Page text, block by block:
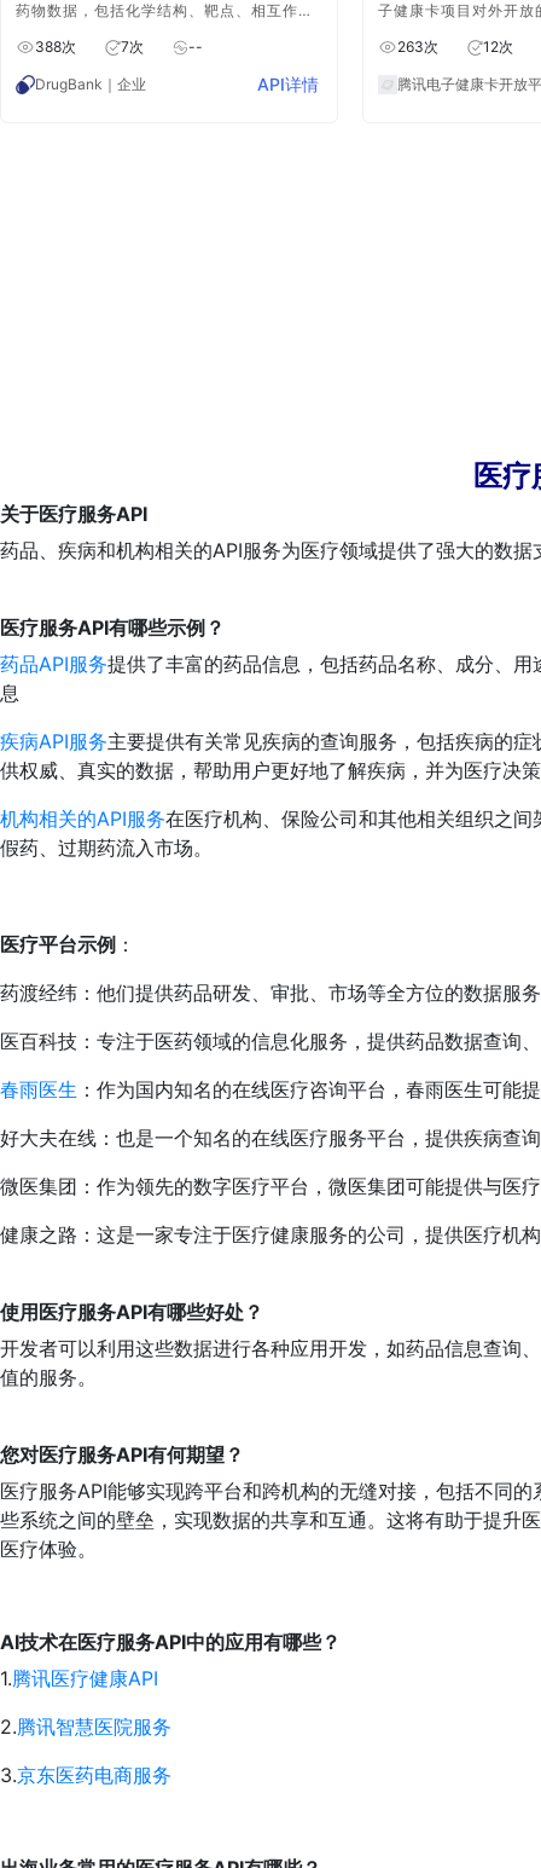
药物数据，包括化学结构、靶点、相互作用
安全监测，增强研究效率和准确性。
388次 7次 --
DrugBank ｜企业 API详情
子健康卡项目对外开放
电子健康卡的微信渠
开放平台会对ISV的请
服务。
263次 12次
医
关于医疗服务API
药品、疾病和机构相关的API服务为医疗领域提供了强大的数
医疗服务API有哪些示例？
药品API服务提供了丰富的药品信息，包括药品名称、成分、
息
疾病API服务主要提供有关常见疾病的查询服务，包括疾病的
供权威、真实的数据，帮助用户更好地了解疾病，并为医疗决
机构相关的API服务在医疗机构、保险公司和其他相关组织之
假药、过期药流入市场。
医疗平台示例 ：
药渡经纬：他们提供药品研发、审批、市场等全方位的数据服
医百科技：专注于医药领域的信息化服务，提供药品数据查询
春雨医生 ：作为国内知名的在线医疗咨询平台，春雨医生可能
好大夫在线：也是一个知名的在线医疗服务平台，提供疾病查
微医集团：作为领先的数字医疗平台，微医集团可能提供与医
健康之路：这是一家专注于医疗健康服务的公司，提供医疗机
使用医疗服务API有哪些好处？
开发者可以利用这些数据进行各种应用开发，如药品信息查询
值的服务。
您对医疗服务API有何期望？
医疗服务API能够实现跨平台和跨机构的无缝对接，包括不同
些系统之间的壁垒，实现数据的共享和互通。这将有助于提升
医疗体验。
AI技术在医疗服务API中的应用有哪些？
1.腾讯医疗健康API
2.腾讯智慧医院服务
3.京东医药电商服务